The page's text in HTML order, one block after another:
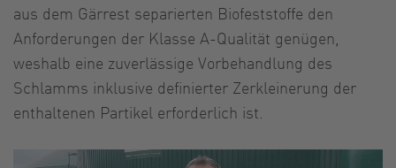
aus dem Gärrest separierten Biofeststoffe den
Anforderungen der Klasse A-Qualität genügen,
weshalb eine zuverlässige Vorbehandlung des
Schlamms inklusive definierter Zerkleinerung der
enthaltenen Partikel erforderlich ist.